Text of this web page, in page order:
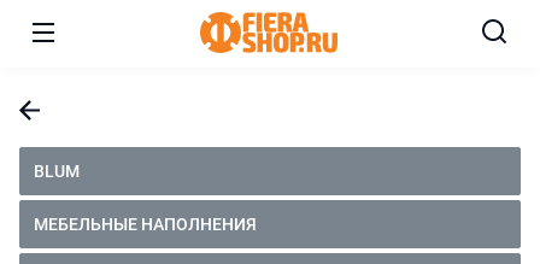
BLUM
МЕБЕЛЬНЫЕ НАПОЛНЕНИЯ